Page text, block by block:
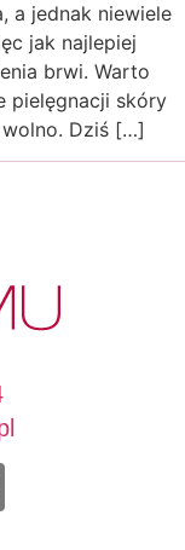
a jednak niewiele
jak najlepiej
brwi. Warto
pielęgnacji skóry
Dziś […]